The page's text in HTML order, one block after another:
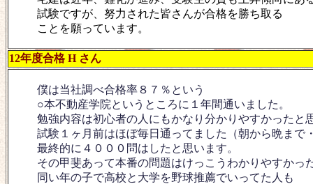
試験ですが、努力された皆さんが合格を勝ち取る
ことを願っています。
12年度合格 H さん
僕は当社調べ合格率８７％という
○本不動産学院というところに１年間通いました。
勉強内容は初心者の人にもかなり分かりやすかったと
試験１ヶ月前はほぼ毎日通ってました（朝から晩まで
最終的に４０００問はしたと思います。
その甲斐あって本番の問題はけっこうわかりやすかっ
同い年の子で高校と大学を野球推薦でいってた人も